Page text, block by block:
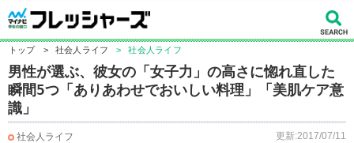
トップ > 社会人ライフ > 社会人ライフ
男性が選ぶ、彼女の「女子力」の高さに惚れ直した
瞬間5つ「ありあわせでおいしい料理」「美肌ケア意
識」
社会人ライフ 更新:2017/07/11